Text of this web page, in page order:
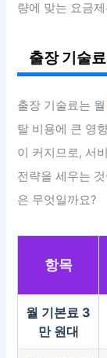
량에 맞는 요금
출장 기술
출장 기술료는
탈 비용에 큰 영
이 커지므로, 서
전략을 세우는
은 무엇일까요?
항목
월 기본료 3
만 원대